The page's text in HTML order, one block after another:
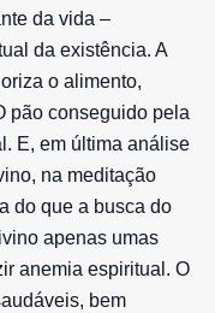
da vida –
da existência. A
o alimento,
pão conseguido pela
E, em última análise
na meditação
do que a busca do
apenas umas
anemia espiritual. O
bem